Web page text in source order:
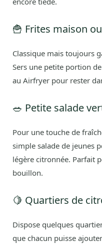
🍟 Frites maison
Classique mais toujours
Sers une petite portion
au Airfryer pour rester
🥗 Petite salade
Pour une touche de
simple salade de jeunes
légère citronnée. Parfait
bouillon.
🍋 Quartiers de
Dispose quelques
que chacun puisse